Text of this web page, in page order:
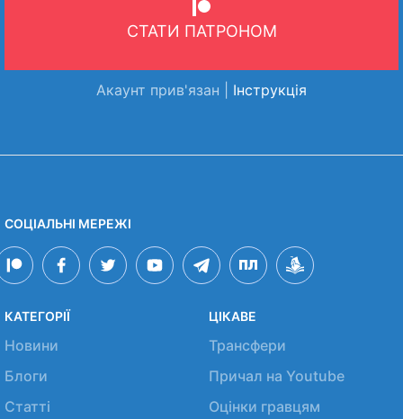
СТАТИ ПАТРОНОМ
Акаунт прив'язан | Інструкція
СОЦІАЛЬНІ МЕРЕЖІ
КАТЕГОРІЇ
Новини
Блоги
Статті
ЦІКАВЕ
Трансфери
Причал на Youtube
Оцінки гравцям